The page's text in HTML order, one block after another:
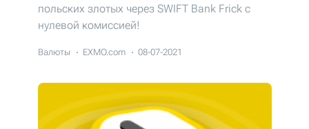
польских злотых через SWIFT Bank Frick c
нулевой комиссией!
Валюты EXMO.com 08-07-2021